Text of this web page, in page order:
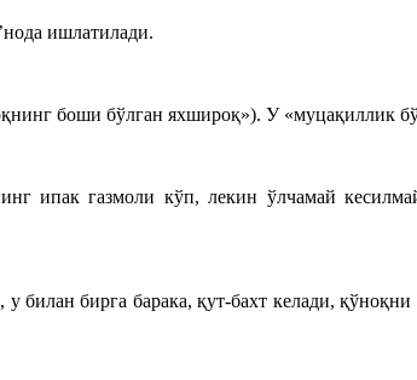
ишлатилади.
боши бўлган яхшироқ»). У «муцақиллик
ипак газмоли кўп, лекин ўлчамай
билан бирга барака, қут-бахт келади,